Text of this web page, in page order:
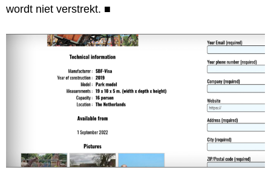
wordt niet verstrekt. ■